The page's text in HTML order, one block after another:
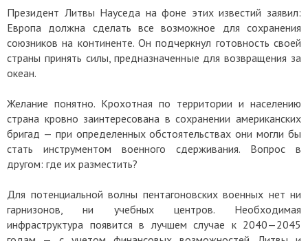
Президент Литвы Науседа на фоне этих известий заявил:
Европа должна сделать все возможное для сохранения
союзников на континенте. Он подчеркнул готовность своей
страны принять силы, предназначенные для возвращения за
океан.
Желание понятно. Крохотная по территории и населению
страна кровно заинтересована в сохранении американских
бригад — при определенных обстоятельствах они могли бы
стать инструментом военного сдерживания. Вопрос в
другом: где их разместить?
Для потенциальной волны пентагоновских военных нет ни
гарнизонов, ни учебных центров. Необходимая
инфраструктура появится в лучшем случае к 2040—2045